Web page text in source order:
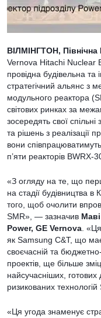
ВІЛМІНГТОН,
Vernova Hitachi Nuclear
провідна будівельна
стратегічний альянс з
модульного реактора
світових ринках за
зосередять свої
та рішень з реалізації
вони
п’яти реакторів BWRX-
«З огляду на те, що
на стадії будівництва
того, щоб очолити
SMR», — зазначив
Power, GE Vernova .
як Samsung C&T, що має
своєчасній та
проектів, ще більше
найсучасніших,
ризикованих
«Ця угода знаменує